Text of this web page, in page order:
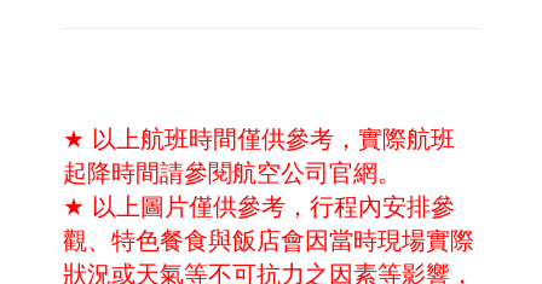
★ 以上航班時間僅供參考，實際航班
起降時間請參閱航空公司官網。
★ 以上圖片僅供參考，行程內安排參
觀、特色餐食與飯店會因當時現場實際
狀況或天氣等不可抗力之因素等影響，